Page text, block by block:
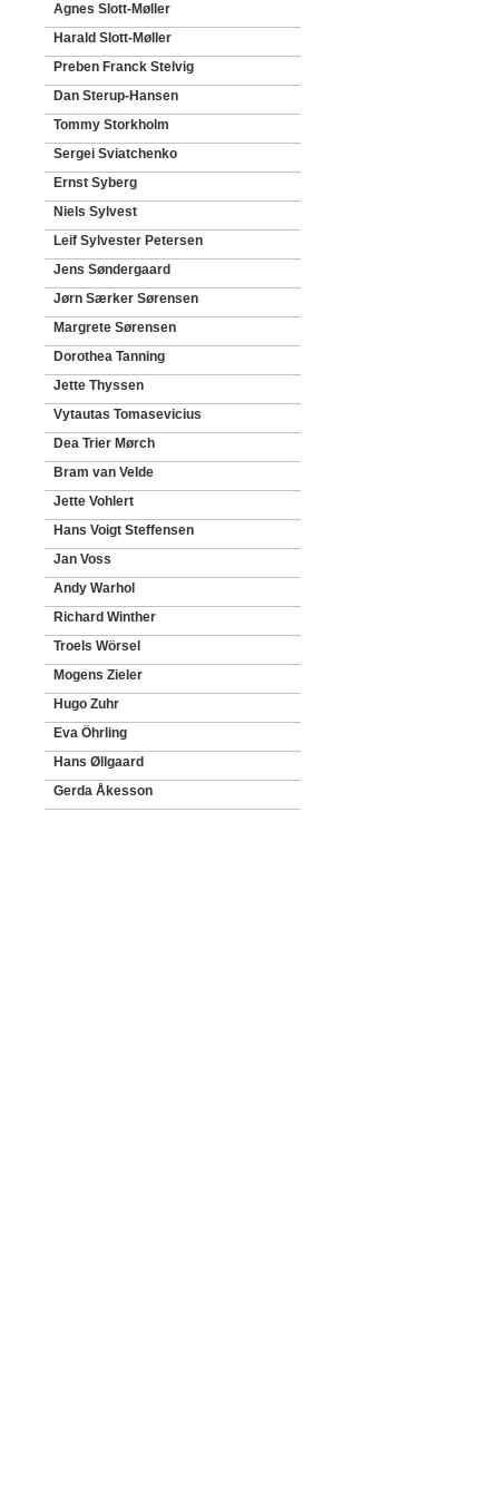
Agnes Slott-Møller
Harald Slott-Møller
Preben Franck Stelvig
Dan Sterup-Hansen
Tommy Storkholm
Sergei Sviatchenko
Ernst Syberg
Niels Sylvest
Leif Sylvester Petersen
Jens Søndergaard
Jørn Særker Sørensen
Margrete Sørensen
Dorothea Tanning
Jette Thyssen
Vytautas Tomasevicius
Dea Trier Mørch
Bram van Velde
Jette Vohlert
Hans Voigt Steffensen
Jan Voss
Andy Warhol
Richard Winther
Troels Wörsel
Mogens Zieler
Hugo Zuhr
Eva Öhrling
Hans Øllgaard
Gerda Åkesson